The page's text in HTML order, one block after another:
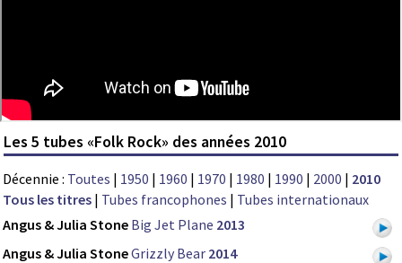
Les 5 tubes «Folk Rock» des années 2010
Décennie : Toutes | 1950 | 1960 | 1970 | 1980 | 1990 | 2000 | 2010
Tous les titres | Tubes francophones | Tubes internationaux
Angus & Julia Stone Big Jet Plane 2013
Angus & Julia StoneGrizzly Bear 2014